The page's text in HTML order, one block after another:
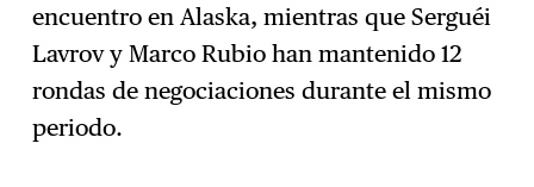
encuentro en Alaska, mientras que Serguéi
Lavrov y Marco Rubio han mantenido 12
rondas de negociaciones durante el mismo
periodo.